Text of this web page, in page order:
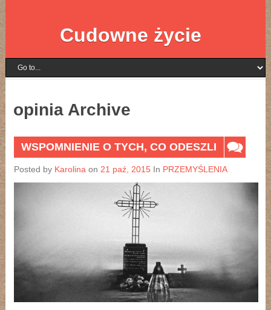
Cudowne życie
opinia Archive
WSPOMNIENIE O TYCH, CO ODESZLI
Posted by Karolina on 21 paź, 2015 In PRZEMYŚLENIA